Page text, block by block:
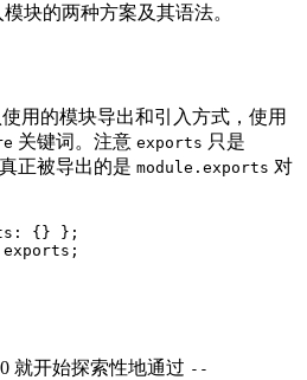
块的两种方案及其语法。
使用的模块导出和引入方式，使用
关键词。注意 exports 只是
正被导出的是 module.exports 对
: {} } ;
exports ;
就开始探索性地通过 --